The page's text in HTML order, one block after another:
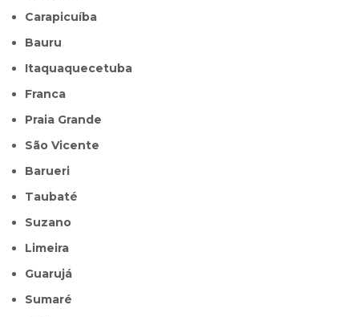
Carapicuíba
Bauru
Itaquaquecetuba
Franca
Praia Grande
São Vicente
Barueri
Taubaté
Suzano
Limeira
Guarujá
Sumaré